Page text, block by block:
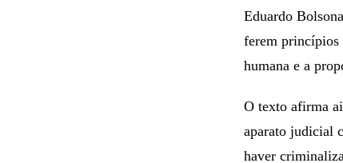
Eduardo
ferem princípios
humana e a
O texto afirma
aparato judicial
haver